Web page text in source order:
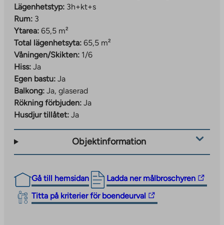
Lägenhetstyp: 3h+kt+s
Rum: 3
Ytarea: 65,5 m²
Total lägenhetsyta: 65,5 m²
Våningen/Skikten: 1/6
Hiss: Ja
Egen bastu: Ja
Balkong: Ja, glaserad
Rökning förbjuden: Ja
Husdjur tillåtet: Ja
Objektinformation
Gå till hemsidan Ladda ner målbroschyren
The
link
takes
Titta på kriterier för boendeurval
The
link